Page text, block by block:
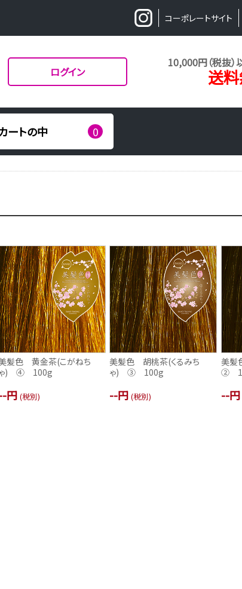
コーポレートサイト
ログイン
10,000円（税抜
送
ートの中 0
髪色 黄金茶(こがねち
) ④ 100g
円 (税別)
美髪色 胡桃茶(くるみち
ゃ) ③ 100g
--円(税別)
美髪
②
--円